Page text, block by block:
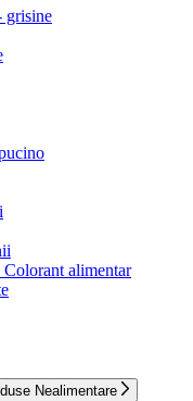
grisine
alimentar
Nealimentare